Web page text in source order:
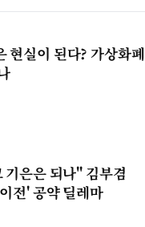
현실이 된다? 가상화폐
기은은 되나" 김부겸
전' 공약 딜레마